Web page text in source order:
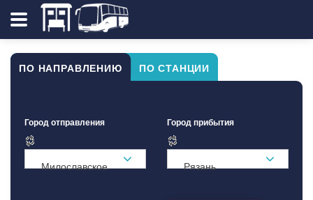
ПО НАПРАВЛЕНИЮ ПО СТАНЦИИ
Город отправления
Милославское
Город прибытия
Рязань